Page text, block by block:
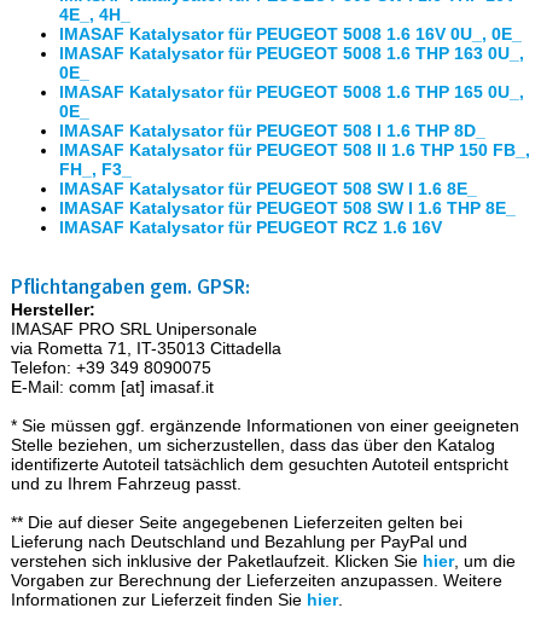
4E_, 4H_
IMASAF Katalysator für PEUGEOT 5008 1.6 16V 0U_, 0E_
IMASAF Katalysator für PEUGEOT 5008 1.6 THP 163 0U_,
0E_
IMASAF Katalysator für PEUGEOT 5008 1.6 THP 165 0U_,
0E_
IMASAF Katalysator für PEUGEOT 508 I 1.6 THP 8D_
IMASAF Katalysator für PEUGEOT 508 II 1.6 THP 150 FB_,
FH_, F3_
IMASAF Katalysator für PEUGEOT 508 SW I 1.6 8E_
IMASAF Katalysator für PEUGEOT 508 SW I 1.6 THP 8E_
IMASAF Katalysator für PEUGEOT RCZ 1.6 16V
Pflichtangaben gem. GPSR:
Hersteller:
IMASAF PRO SRL Unipersonale
via Rometta 71, IT-35013 Cittadella
Telefon: +39 349 8090075
E-Mail: comm [at] imasaf.it
* Sie müssen ggf. ergänzende Informationen von einer geeigneten
Stelle beziehen, um sicherzustellen, dass das über den Katalog
identifizerte Autoteil tatsächlich dem gesuchten Autoteil entspricht
und zu Ihrem Fahrzeug passt.
** Die auf dieser Seite angegebenen Lieferzeiten gelten bei
Lieferung nach Deutschland und Bezahlung per PayPal und
verstehen sich inklusive der Paketlaufzeit. Klicken Sie hier, um die
Vorgaben zur Berechnung der Lieferzeiten anzupassen. Weitere
Informationen zur Lieferzeit finden Sie hier.